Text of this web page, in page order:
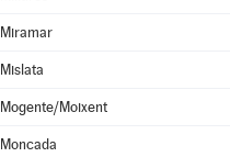
Miramar
Mislata
Mogente/Moixent
Moncada